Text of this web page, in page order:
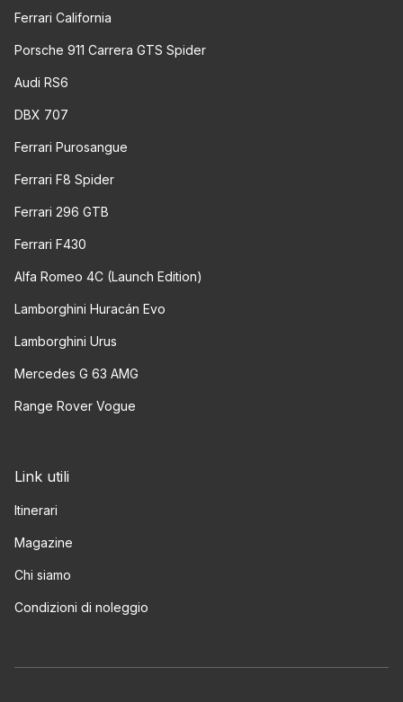
Ferrari California
Porsche 911 Carrera GTS Spider
Audi RS6
DBX 707
Ferrari Purosangue
Ferrari F8 Spider
Ferrari 296 GTB
Ferrari F430
Alfa Romeo 4C (Launch Edition)
Lamborghini Huracán Evo
Lamborghini Urus
Mercedes G 63 AMG
Range Rover Vogue
Link utili
Itinerari
Magazine
Chi siamo
Condizioni di noleggio